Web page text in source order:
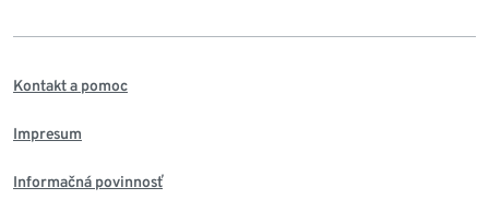
Kontakt a pomoc
Impresum
Informačná povinnosť